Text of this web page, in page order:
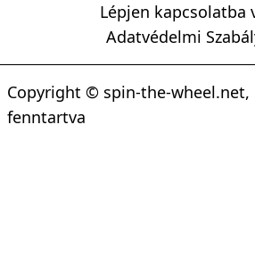
Lépjen kapcsolatba
Adatvédelmi
Copyright © spin-the-wheel.net,
fenntartva